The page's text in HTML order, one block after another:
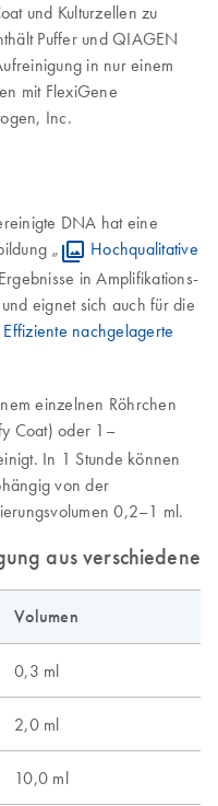
und Kulturzellen zu
Puffer und QIAGEN
in nur einem
mit FlexiGene
Inc.
DNA hat eine
„
Hochqualitative
in Amplifikations-
eignet sich auch für die
Effiziente nachgelagerte
einzelnen Röhrchen
Coat) oder 1–
In 1 Stunde können
von der
0,2–1 ml.
aus
Volumen
0,3 ml
2,0 ml
10,0 ml